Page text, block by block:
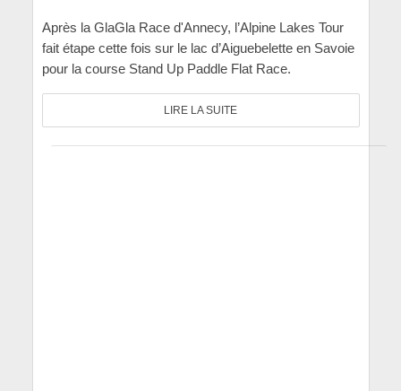
Après la GlaGla Race d'Annecy, l’Alpine Lakes Tour
fait étape cette fois sur le lac d’Aiguebelette en Savoie
pour la course Stand Up Paddle Flat Race.
LIRE LA SUITE